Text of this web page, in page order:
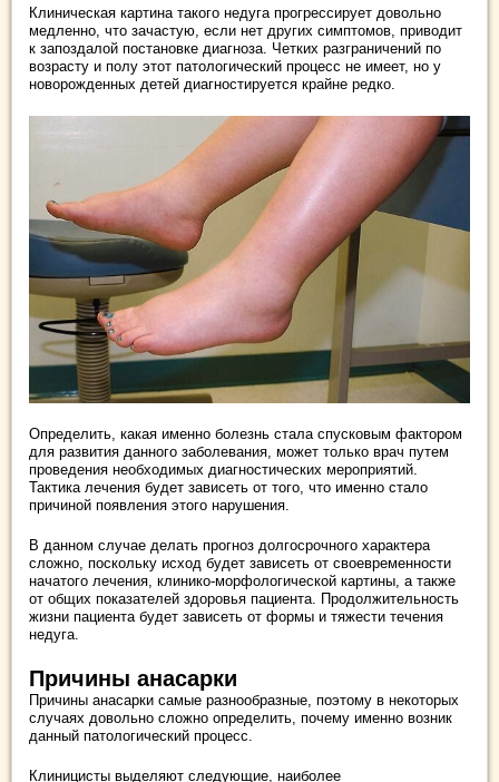
Клиническая картина такого недуга прогрессирует довольно
медленно, что зачастую, если нет других симптомов, приводит
к запоздалой постановке диагноза. Четких разграничений по
возрасту и полу этот патологический процесс не имеет, но у
новорожденных детей диагностируется крайне редко.
Определить, какая именно болезнь стала спусковым фактором
для развития данного заболевания, может только врач путем
проведения необходимых диагностических мероприятий.
Тактика лечения будет зависеть от того, что именно стало
причиной появления этого нарушения.
В данном случае делать прогноз долгосрочного характера
сложно, поскольку исход будет зависеть от своевременности
начатого лечения, клинико-морфологической картины, а также
от общих показателей здоровья пациента. Продолжительность
жизни пациента будет зависеть от формы и тяжести течения
недуга.
Причины анасарки
Причины анасарки самые разнообразные, поэтому в некоторых
случаях довольно сложно определить, почему именно возник
данный патологический процесс.
Клиницисты выделяют следующие, наиболее